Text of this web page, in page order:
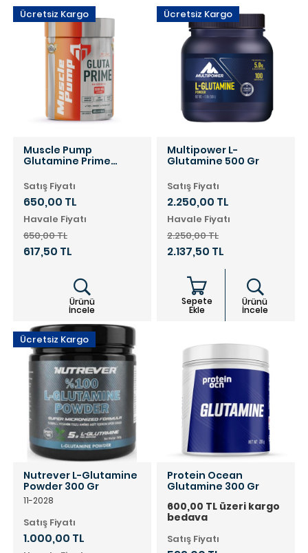
Ücretsiz Kargo
Muscle Pump
Glutamine Prime
Gr
Satış Fiyatı
650,00 TL
Havale Fiyatı
650,00 TL
617,50 TL
Ürünü
İncele
Ücretsiz Kargo
Multipower L-
Glutamine 500 Gr
Satış Fiyatı
2.250,00 TL
Havale Fiyatı
2.250,00 TL
2.137,50 TL
Sepete
Ekle
Ürünü
İncele
Ücretsiz Kargo
Nutrever L-Glutamine
Powder 300 Gr
11-2028
Satış Fiyatı
1.000,00 TL
Protein Ocean
Glutamine 300 Gr
600,00 TL üzeri kargo
bedava
Satış Fiyatı